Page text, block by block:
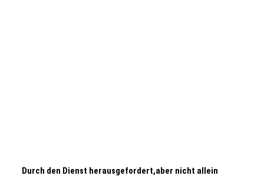
Durch den Dienst herausgefordert,aber nicht allein